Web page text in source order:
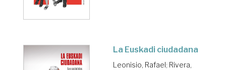
La Euskadi ciudadana
Leonisio, Rafael; Rivera,